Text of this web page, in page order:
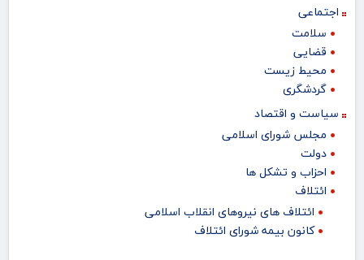
اجتماعی
سلامت
قضایی
محیط زیست
گردشگری
سیاست و اقتصاد
مجلس شورای اسلامی
دولت
احزاب و تشکل ها
ائتلاف
ائتلاف های نیروهای انقلاب اسلامی
کانون بیمه شورای ائتلاف